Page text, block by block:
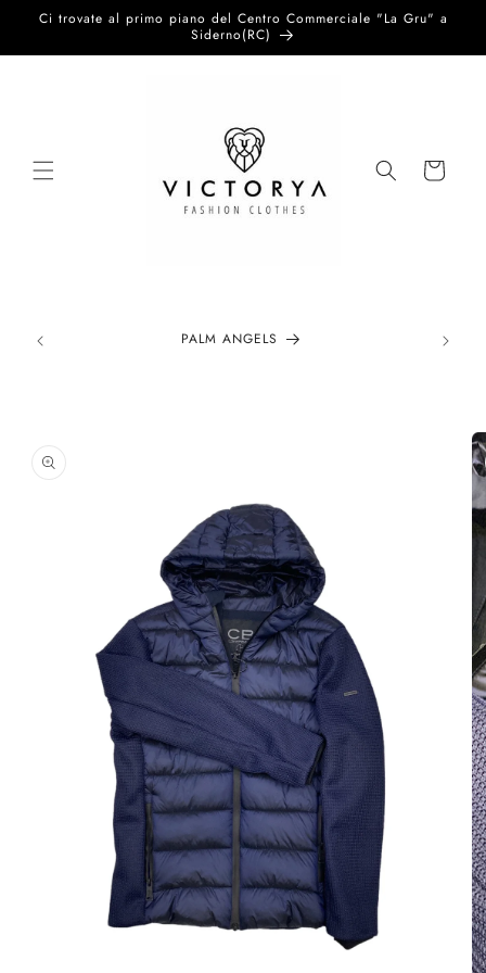
direttamente
Ci trovate al primo piano del Centro Commerciale "La Gru" a
Siderno(RC)
Carrello
PALM ANGELS
informazioni
sul prodotto